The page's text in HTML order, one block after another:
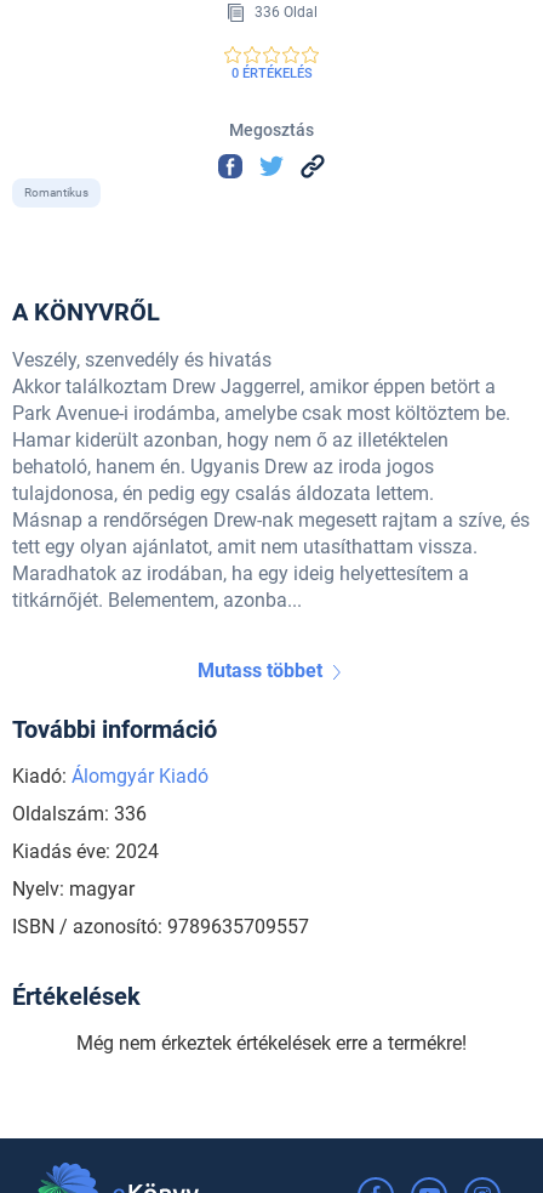
336 Oldal
0 ÉRTÉKELÉS
Megosztás
Romantikus
A KÖNYVRŐL
Veszély, szenvedély és hivatás
Akkor találkoztam Drew Jaggerrel, amikor éppen betört a
Park Avenue-i irodámba, amelybe csak most költöztem be.
Hamar kiderült azonban, hogy nem ő az illetéktelen
behatoló, hanem én. Ugyanis Drew az iroda jogos
tulajdonosa, én pedig egy csalás áldozata lettem.
Másnap a rendőrségen Drew-nak megesett rajtam a szíve, és
tett egy olyan ajánlatot, amit nem utasíthattam vissza.
Maradhatok az irodában, ha egy ideig helyettesítem a
titkárnőjét. Belementem, azonba...
Mutass többet
További információ
Kiadó: Álomgyár Kiadó
Oldalszám: 336
Kiadás éve: 2024
Nyelv: magyar
ISBN / azonosító: 9789635709557
Értékelések
Még nem érkeztek értékelések erre a termékre!